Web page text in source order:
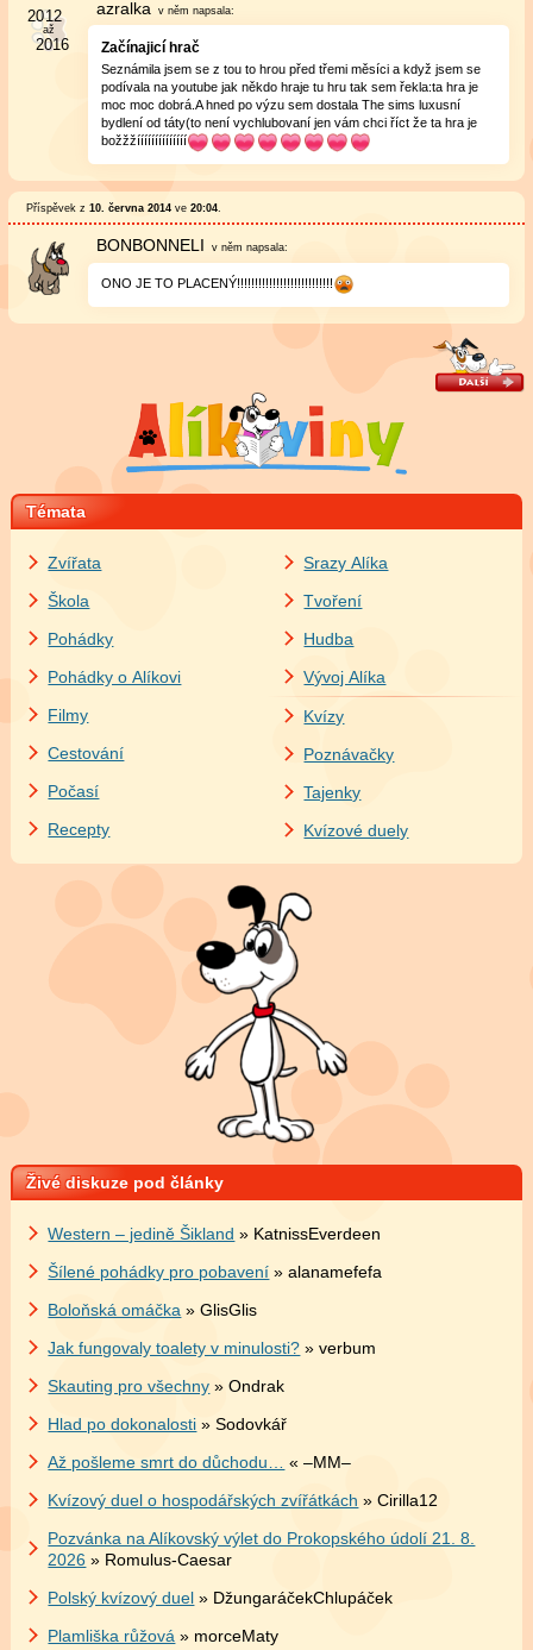
azralka v němnapsala:
Začínajicí hrač
Seznámila jsem se z tou to hrou před třemi měsíci a když jsem se
podívala na youtube jak někdo hraje tu hru tak sem řekla:ta hra je
moc moc dobrá.A hned po výzu sem dostala The sims luxusní
bydlení od táty(to není vychlubovaní jen vám chci říct že ta hra je
božžžíííííííííííííí
Příspěvek z 10. června 2014ve 20:04.
BONBONNELI v němnapsala:
ONO JE TO PLACENÝ!!!!!!!!!!!!!!!!!!!!!!!!!!!
Témata
Zvířata
Škola
Pohádky
Pohádky o Alíkovi
Filmy
Cestování
Počasí
Recepty
Srazy Alíka
Tvoření
Hudba
Vývoj Alíka
Kvízy
Poznávačky
Tajenky
Kvízové duely
Živé diskuze pod články
Western – jedině Šikland » KatnissEverdeen
Šílené pohádky pro pobavení » alanamefefa
Boloňská omáčka » GlisGlis
Jak fungovaly toalety v minulosti? » verbum
Skauting pro všechny » Ondrak
Hlad po dokonalosti » Sodovkář
Až pošleme smrt do důchodu…
« –MM–
Kvízový duel o hospodářských zvířátkách » Cirilla12
Pozvánka na Alíkovský výlet do Prokopského údolí 21. 8.
2026 » Romulus-Caesar
Polský kvízový duel » DžungaráčekChlupáček
Plamliška růžová » morceMaty